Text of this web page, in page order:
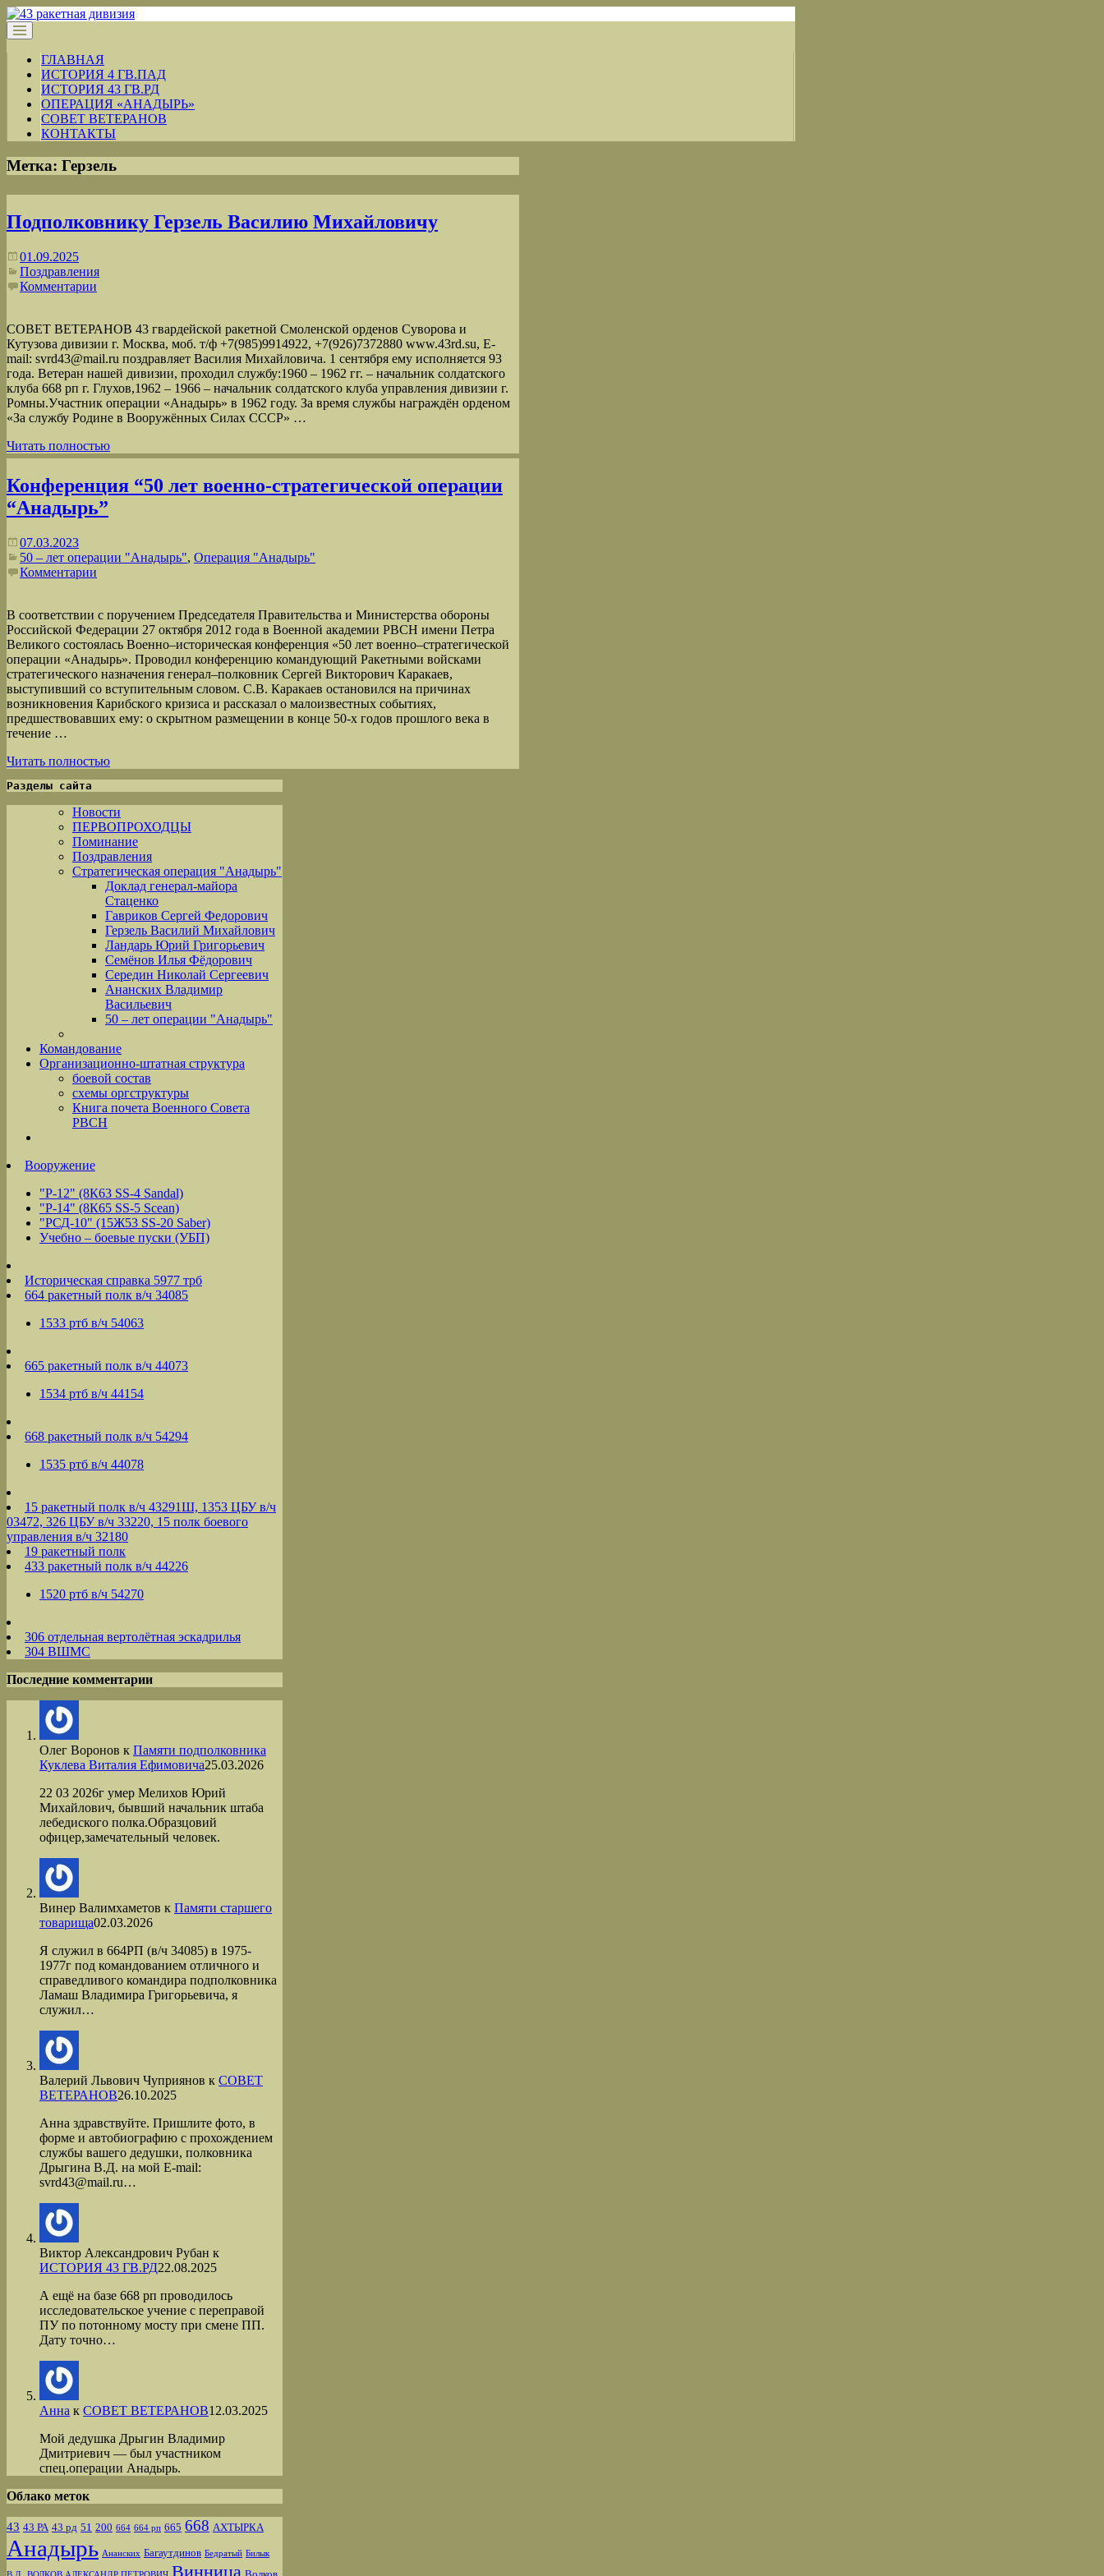
ГЛАВНАЯ
ИСТОРИЯ 4 ГВ.ПАД
ИСТОРИЯ 43 ГВ.РД
ОПЕРАЦИЯ «АНАДЫРЬ»
СОВЕТ ВЕТЕРАНОВ
КОНТАКТЫ
Метка: Герзель
Подполковнику Герзель Василию Михайловичу
01.09.2025
Поздравления
Комментарии
СОВЕТ ВЕТЕРАНОВ 43 гвардейской ракетной Смоленской орденов Суворова и
Кутузова дивизии г. Москва, моб. т/ф +7(985)9914922, +7(926)7372880 www.43rd.su, E-
mail: svrd43@mail.ru поздравляет Василия Михайловича. 1 сентября ему исполняется 93
года. Ветеран нашей дивизии, проходил службу:1960 – 1962 гг. – начальник солдатского
клуба 668 рп г. Глухов,1962 – 1966 – начальник солдатского клуба управления дивизии г.
Ромны.Участник операции «Анадырь» в 1962 году. За время службы награждён орденом
«За службу Родине в Вооружённых Силах СССР» …
Читать полностью
Конференция “50 лет военно-стратегической операции
“Анадырь”
07.03.2023
50 – лет операции "Анадырь", Операция "Анадырь"
Комментарии
В соответствии с поручением Председателя Правительства и Министерства обороны
Российской Федерации 27 октября 2012 года в Военной академии РВСН имени Петра
Великого состоялась Военно–историческая конференция «50 лет военно–стратегической
операции «Анадырь». Проводил конференцию командующий Ракетными войсками
стратегического назначения генерал–полковник Сергей Викторович Каракаев,
выступивший со вступительным словом. С.В. Каракаев остановился на причинах
возникновения Карибского кризиса и рассказал о малоизвестных событиях,
предшествовавших ему: о скрытном размещении в конце 50-х годов прошлого века в
течение …
Читать полностью
Разделы сайта
Новости
ПЕРВОПРОХОДЦЫ
Поминание
Поздравления
Стратегическая операция "Анадырь"
Доклад генерал-майора
Стаценко
Гавриков Сергей Федорович
Герзель Василий Михайлович
Ландарь Юрий Григорьевич
Семёнов Илья Фёдорович
Середин Николай Сергеевич
Ананских Владимир
Васильевич
50 – лет операции "Анадырь"
Командование
Организационно-штатная структура
боевой состав
схемы оргструктуры
Книга почета Военного Совета
РВСН
Вооружение
"Р-12" (8К63 SS-4 Sandal)
"Р-14" (8К65 SS-5 Scean)
"РСД-10" (15Ж53 SS-20 Saber)
Учебно – боевые пуски (УБП)
Историческая справка 5977 трб
664 ракетный полк в/ч 34085
1533 ртб в/ч 54063
665 ракетный полк в/ч 44073
1534 ртб в/ч 44154
668 ракетный полк в/ч 54294
1535 ртб в/ч 44078
15 ракетный полк в/ч 43291Ш, 1353 ЦБУ в/ч
03472, 326 ЦБУ в/ч 33220, 15 полк боевого
управления в/ч 32180
19 ракетный полк
433 ракетный полк в/ч 44226
1520 ртб в/ч 54270
306 отдельная вертолётная эскадрилья
304 ВШМС
Последние комментарии
Олег Воронов к Памяти подполковника
Куклева Виталия Ефимовича25.03.2026
22 03 2026г умер Мелихов Юрий
Михайлович, бывший начальник штаба
лебедиского полка.Образцовий
офицер,замечательный человек.
Винер Валимхаметов к Памяти старшего
товарища02.03.2026
Я служил в 664РП (в/ч 34085) в 1975-
1977г под командованием отличного и
справедливого командира подполковника
Ламаш Владимира Григорьевича, я
служил…
Валерий Львович Чуприянов к СОВЕТ
ВЕТЕРАНОВ26.10.2025
Анна здравствуйте. Пришлите фото, в
форме и автобиографию с прохождением
службы вашего дедушки, полковника
Дрыгина В.Д. на мой Е-mail:
svrd43@mail.ru…
Виктор Александрович Рубан к
ИСТОРИЯ 43 ГВ.РД22.08.2025
А ещё на базе 668 рп проводилось
исследовательское учение с переправой
ПУ по потонному мосту при смене ПП.
Дату точно…
Анна к СОВЕТ ВЕТЕРАНОВ12.03.2025
Мой дедушка Дрыгин Владимир
Дмитриевич — был участником
спец.операции Анадырь.
Облако меток
43 43 РА 43 рд 51 200 664 664 рп 665 668 АХТЫРКА
Анадырь Ананских Багаутдинов Бедратый Билык
Винница